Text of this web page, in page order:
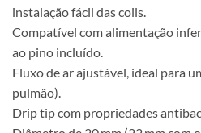
instalação fácil das coils.
Compatível com alimentação
ao pino incluído.
Fluxo de ar ajustável, ideal para
pulmão).
Drip tip com propriedades